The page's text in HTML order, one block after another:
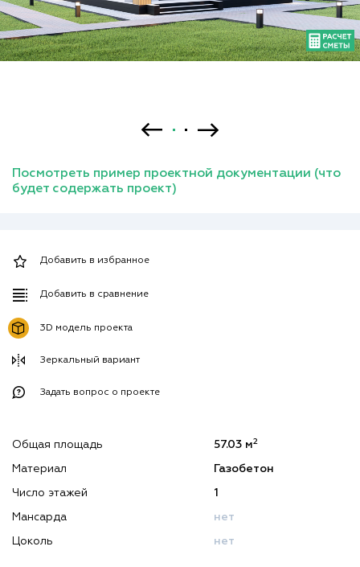
Посмотреть пример проектной документации (что
будет содержать проект)
Добавить в избранное
Добавить в сравнение
3D модель проекта
Зеркальный вариант
Задать вопрос о проекте
Общая площадь 57.03 м2
Материал Газобетон
Число этажей 1
Мансарда нет
Цоколь нет